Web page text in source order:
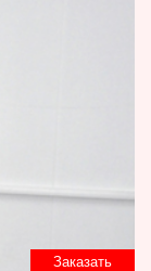
Заказать